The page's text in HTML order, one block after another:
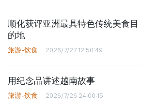
顺化获评亚洲最具特色传统美食目
的地
旅游-饮食 2026/7/27 12:50:49
用纪念品讲述越南故事
旅游-饮食 2026/7/26 24:00:15